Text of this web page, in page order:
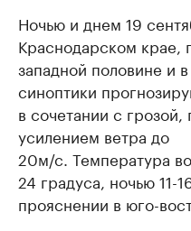
Ночью и днем 19
Краснодарском крае,
западной половине и
синоптики
в сочетании с
усилением ветра до
20м/с. Температура
24 градуса, ночью 11-
прояснении в юго-